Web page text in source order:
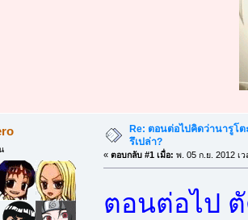
Re: ตอนต่อไปคิดว่านารูโ
รึเปล่า?
« ตอบกลับ #1 เมื่อ: พ. 05 ก.ย. 2012 เ
ตอนต่อไป